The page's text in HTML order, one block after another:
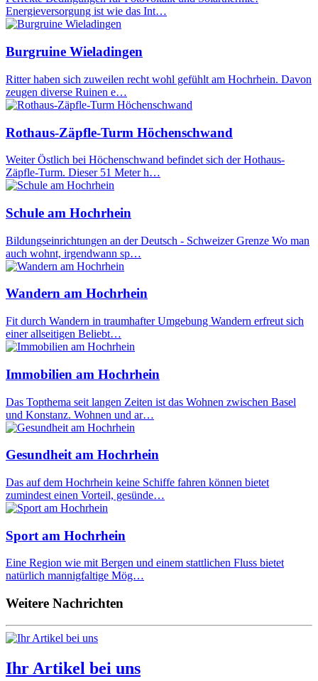
Energieversorgung ist wie das Int…
Burgruine Wieladingen
Ritter haben sich zuweilen recht wohl gefühlt am Hochrhein. Davon
zeugen diverse Ruinen e…
Rothaus-Zäpfle-Turm Höchenschwand
Weiter Östlich bei Höchenschwand befindet sich der Hothaus-
Zäpfle-Turm. Dieser 51 Meter h…
Schule am Hochrhein
Bildungseinrichtungen an der Deutsch - Schweizer Grenze Wo man
auch wohnt, irgendwann sp…
Wandern am Hochrhein
Fit durch Wandern in traumhafter Umgebung Wandern erfreut sich
einer allseitigen Beliebt…
Immobilien am Hochrhein
Das Topthema seit langen Zeiten ist das Wohnen zwischen Basel
und Konstanz. Wohnen und ar…
Gesundheit am Hochrhein
Das auf dem Hochrhein keine Schiffe fahren können bietet
zumindest einen Vorteil, gesünde…
Sport am Hochrhein
Eine Region wie mit Bergen und einem stattlichen Fluss bietet
natürlich mannigfaltige Mög…
Weitere Nachrichten
Ihr Artikel bei uns